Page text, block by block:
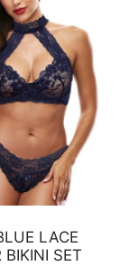
LACE
BIKINI SET